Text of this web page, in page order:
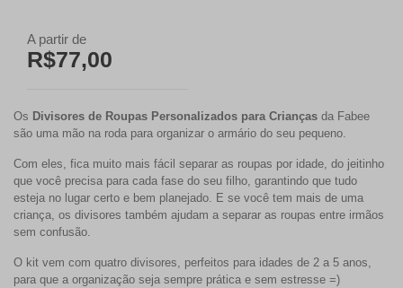
A partir de
R$77,00
Os Divisores de Roupas Personalizados para Crianças da Fabee
são uma mão na roda para organizar o armário do seu pequeno.
Com eles, fica muito mais fácil separar as roupas por idade, do jeitinho
que você precisa para cada fase do seu filho, garantindo que tudo
esteja no lugar certo e bem planejado. E se você tem mais de uma
criança, os divisores também ajudam a separar as roupas entre irmãos
sem confusão.
O kit vem com quatro divisores, perfeitos para idades de 2 a 5 anos,
para que a organização seja sempre prática e sem estresse =)